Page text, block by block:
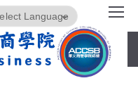
Translate